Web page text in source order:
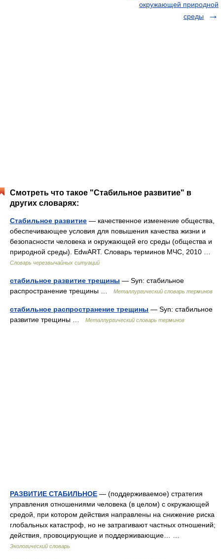
окружающей природной
среды
Смотреть что такое "Стабильное развитие" в
других словарях:
Стабильное развитие — качественное изменение общества,
обеспечивающее условия для повышения качества жизни и
безопасности человека и окружающей его среды (общества и
природной среды). EdwART. Словарь терминов МЧС, 2010 …
Словарь черезвычайных ситуаций
стабильное развитие трещины — Syn: стабильное
распространение трещины …
Металлургический словарь терминов
стабильное распространение трещины — Syn: стабильное
развитие трещины …
Металлургический словарь терминов
РАЗВИТИЕ СТАБИЛЬНОЕ — (поддерживаемое) стратегия
управления отношениями человека (в целом) с окружающей
средой, при котором действия направлены на снижение риска
глобальных катастроф, но не затрагивают частных отношений;
действия, провоцирующие и поддерживающие… …
Экологический словарь